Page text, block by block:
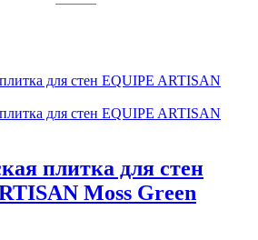
плитка для стен
Moss Green